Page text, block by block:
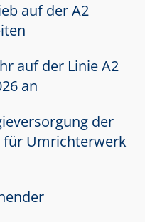
auf der A2
auf der Linie A2
an
der
für Umrichterwerk